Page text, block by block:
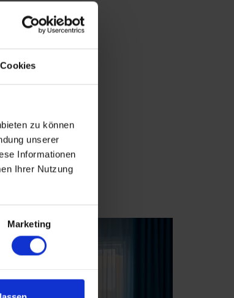
zu können
unserer
Informationen
Ihrer Nutzung
Marketing